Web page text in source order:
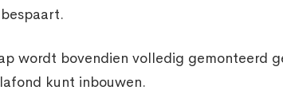
wordt bovendien volledig gemonteerd
kunt inbouwen.